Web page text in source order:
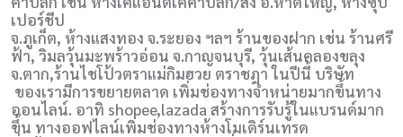
เปอร์ชีป
จ.ภูเก็ต, ห้างแสงทอง จ.ระยอง ฯลฯ ร้านของฝาก เช่น ร้านศรี
ฟ้า, วิมลวุ้นมะพร้าวอ่อน จ.กาญจนบุรี, วุ้นเส้นคลองขลุง
จ.ตาก,ร้านไชโป้วตราแม่กิมฮวย ตราชฎา ในปีนี้ บริษัท
ของเรามีการขยายตลาด เพิ่มช่องทางจำหน่ายมากขึ้นทาง
ออนไลน์. อาทิ shopee,lazada สร้างการรับรู้ในแบรนด์มาก
ขึ้น ทางออฟไลน์เพิ่มช่องทางห้างโมเดิร์นเทรด